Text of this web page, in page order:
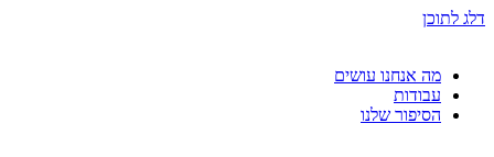
דלג לתוכן
מה אנחנו עושים
עבודות
הסיפור שלנו